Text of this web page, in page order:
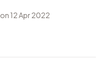
on 12 Apr 2022